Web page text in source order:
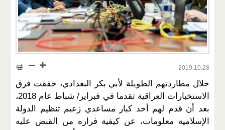
2019.10.28
خلال مطاردتهم الطويلة لأبي بكر البغدادي، حققت فرق
الاستخبارات العراقية تقدما في فبراير/ شباط عام 2018،
بعد أن قدم لهم أحد كبار مساعدي زعيم تنظيم الدولة
الإسلامية معلومات، عن كيفية فراره من القبض عليه